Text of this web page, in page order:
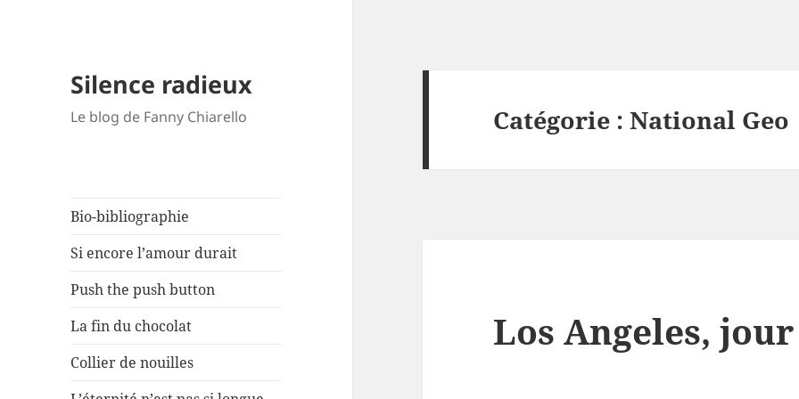
Silence radieux
Le blog de Fanny Chiarello
Bio-bibliographie
Si encore l’amour durait
Push the push button
La fin du chocolat
Collier de nouilles
Catégorie :National Geo
Los Angeles, jour